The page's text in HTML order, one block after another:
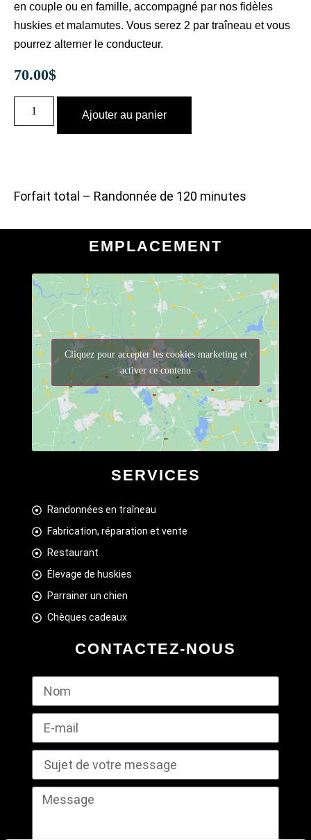
en couple ou en famille, accompagné par nos fidèles
huskies et malamutes. Vous serez 2 par traîneau et vous
pourrez alterner le conducteur.
70.00$
Ajouter au panier
Forfait total – Randonnée de 120 minutes
EMPLACEMENT
Cliquez pour accepter les cookies marketing et
activer ce contenu
SERVICES
Randonnées en traîneau
Fabrication, réparation et vente
Restaurant
Élevage de huskies
Parrainer un chien
Chèques cadeaux
CONTACTEZ-NOUS